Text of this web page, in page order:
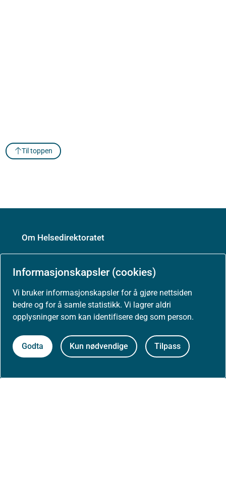
Informasjonskapsler (cookies)
Vi bruker informasjonskapsler for å gjøre nettsiden
bedre og for å samle statistikk. Vi lagrer aldri
opplysninger som kan identifisere deg som person.
Godta Kun nødvendige Tilpass
Til toppen
Om Helsedirektoratet
Om oss
Jobbe hos oss
Kontakt oss